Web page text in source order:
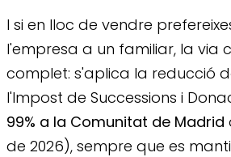
I si en lloc de vendre
l'empresa a un familiar, la via
complet: s'aplica la reducció
l'Impost de Successions i
99% a la Comunitat de Madrid
de 2026), sempre que es